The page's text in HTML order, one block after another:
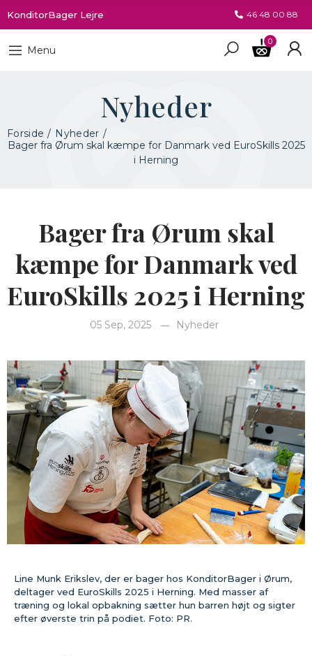
KonditorBager Lejre 46 48 00 88
Menu
0
Nyheder
Forside
Nyheder
Bager fra Ørum skal kæmpe for Danmark ved EuroSkills 2025
i Herning
Bager fra Ørum skal
kæmpe for Danmark ved
EuroSkills 2025 i Herning
05 Sep, 2025 Nyheder
Line Munk Erikslev, der er bager hos KonditorBager i Ørum,
deltager ved EuroSkills 2025 i Herning. Med masser af
træning og lokal opbakning sætter hun barren højt og sigter
efter øverste trin på podiet. Foto: PR.